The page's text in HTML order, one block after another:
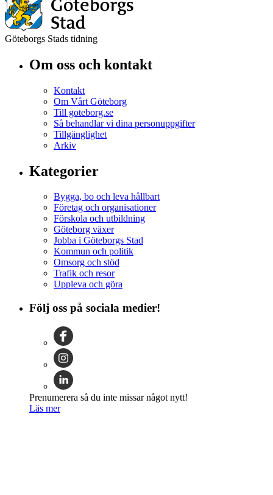
Göteborgs Stads tidning
Om oss och kontakt
Kontakt
Om Vårt Göteborg
Till goteborg.se
Så behandlar vi dina personuppgifter
Tillgänglighet
Arkiv
Kategorier
Bygga, bo och leva hållbart
Företag och organisationer
Förskola och utbildning
Göteborg växer
Jobba i Göteborgs Stad
Kommun och politik
Omsorg och stöd
Trafik och resor
Uppleva och göra
Följ oss på sociala medier!
Prenumerera så du inte missar något nytt!
Läs mer